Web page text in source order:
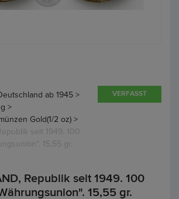
ab 1945 >
>
Gold(1/2 oz) >
seit 1949. 100
15,55 gr.
VERFASST
Republik seit 1949. 100
15,55 gr.